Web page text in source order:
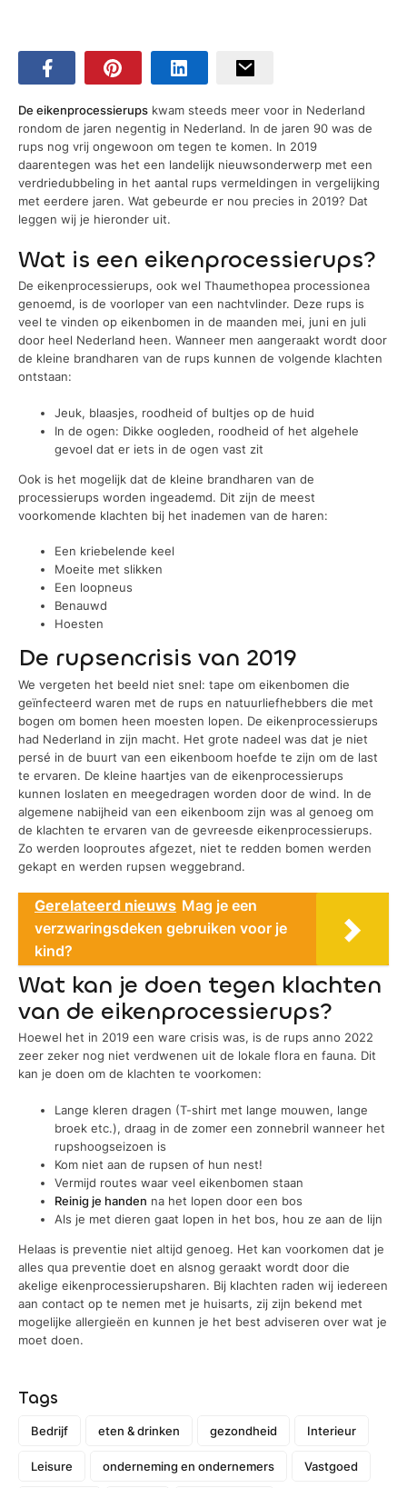
De eikenprocessierups kwam steeds meer voor in Nederland
rondom de jaren negentig in Nederland. In de jaren 90 was de
rups nog vrij ongewoon om tegen te komen. In 2019
daarentegen was het een landelijk nieuwsonderwerp met een
verdriedubbeling in het aantal rups vermeldingen in vergelijking
met eerdere jaren. Wat gebeurde er nou precies in 2019? Dat
leggen wij je hieronder uit.
Wat is een eikenprocessierups?
De eikenprocessierups, ook wel Thaumethopea processionea
genoemd, is de voorloper van een nachtvlinder. Deze rups is
veel te vinden op eikenbomen in de maanden mei, juni en juli
door heel Nederland heen. Wanneer men aangeraakt wordt door
de kleine brandharen van de rups kunnen de volgende klachten
ontstaan:
Jeuk, blaasjes, roodheid of bultjes op de huid
In de ogen: Dikke oogleden, roodheid of het algehele
gevoel dat er iets in de ogen vast zit
Ook is het mogelijk dat de kleine brandharen van de
processierups worden ingeademd. Dit zijn de meest
voorkomende klachten bij het inademen van de haren:
Een kriebelende keel
Moeite met slikken
Een loopneus
Benauwd
Hoesten
De rupsencrisis van 2019
We vergeten het beeld niet snel: tape om eikenbomen die
geïnfecteerd waren met de rups en natuurliefhebbers die met
bogen om bomen heen moesten lopen. De eikenprocessierups
had Nederland in zijn macht. Het grote nadeel was dat je niet
persé in de buurt van een eikenboom hoefde te zijn om de last
te ervaren. De kleine haartjes van de eikenprocessierups
kunnen loslaten en meegedragen worden door de wind. In de
algemene nabijheid van een eikenboom zijn was al genoeg om
de klachten te ervaren van de gevreesde eikenprocessierups.
Zo werden looproutes afgezet, niet te redden bomen werden
gekapt en werden rupsen weggebrand.
Gerelateerd nieuws Mag je een
verzwaringsdeken gebruiken voor je
kind?
Wat kan je doen tegen klachten
van de eikenprocessierups?
Hoewel het in 2019 een ware crisis was, is de rups anno 2022
zeer zeker nog niet verdwenen uit de lokale flora en fauna. Dit
kan je doen om de klachten te voorkomen:
Lange kleren dragen (T-shirt met lange mouwen, lange
broek etc.), draag in de zomer een zonnebril wanneer het
rupshoogseizoen is
Kom niet aan de rupsen of hun nest!
Vermijd routes waar veel eikenbomen staan
Reinig je handen na het lopen door een bos
Als je met dieren gaat lopen in het bos, hou ze aan de lijn
Helaas is preventie niet altijd genoeg. Het kan voorkomen dat je
alles qua preventie doet en alsnog geraakt wordt door die
akelige eikenprocessierupsharen. Bij klachten raden wij iedereen
aan contact op te nemen met je huisarts, zij zijn bekend met
mogelijke allergieën en kunnen je het best adviseren over wat je
moet doen.
Tags
Bedrijf eten & drinken gezondheid Interieur
Leisure onderneming en ondernemers Vastgoed